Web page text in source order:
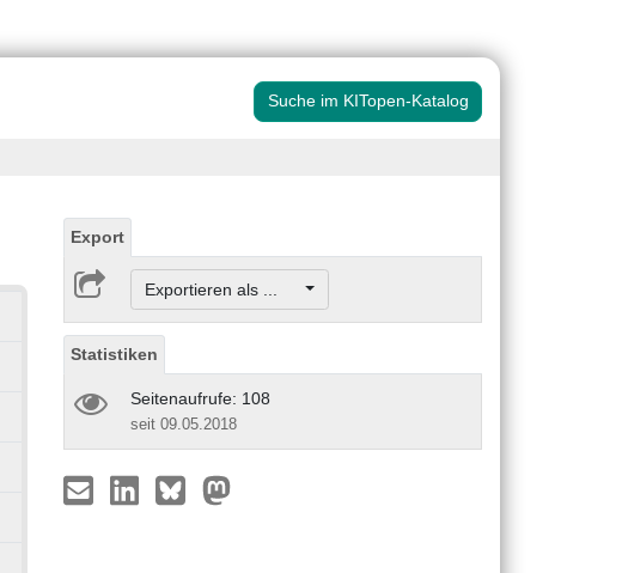
Suche im KITopen-Katalog
Export
Exportieren als ...
Statistiken
Seitenaufrufe: 108
seit 09.05.2018